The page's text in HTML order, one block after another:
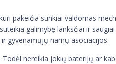
pakeičia sunkiai valdomas
galimybę lanksčiai ir
gyvenamųjų namų asociacijos.
nereikia jokių baterijų ar